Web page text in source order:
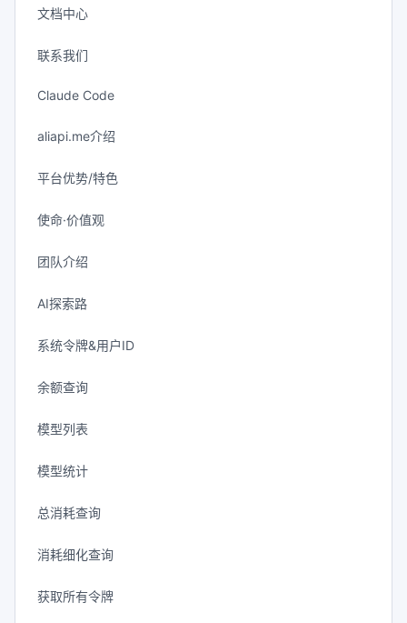
文档中心
联系我们
Claude Code
aliapi.me介绍
平台优势/特色
使命·价值观
团队介绍
AI探索路
系统令牌&用户ID
余额查询
模型列表
模型统计
总消耗查询
消耗细化查询
获取所有令牌